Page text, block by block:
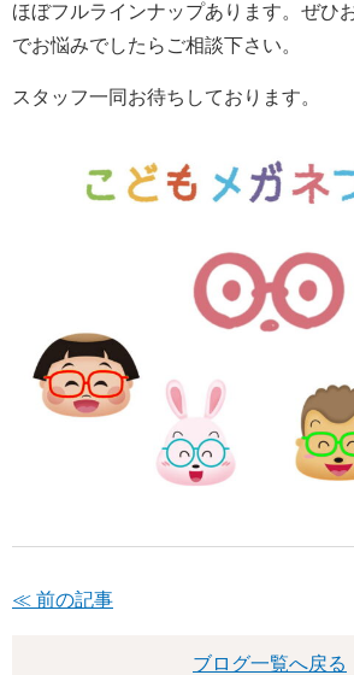
ほぼフルラインナップあります。ぜひ
でお悩みでしたらご相談下さい。
スタッフ一同お待ちしております。
≪ 前の記事
ブログ一覧へ戻る